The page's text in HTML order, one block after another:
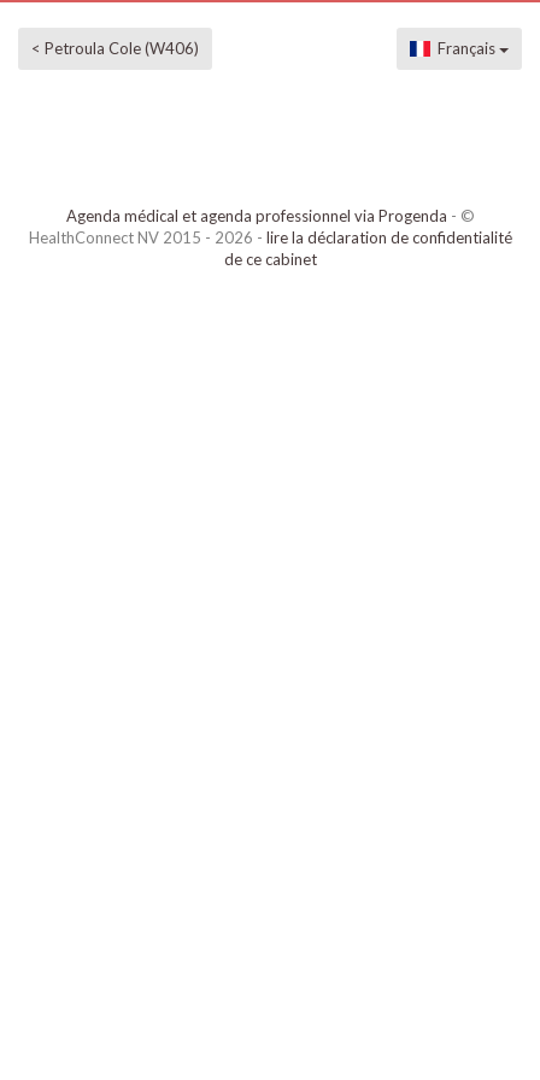
< Petroula Cole (W406) Français
Agenda médical et agenda professionnel via Progenda - ©
HealthConnect NV 2015 - 2026 - lire la déclaration de confidentialité
de ce cabinet